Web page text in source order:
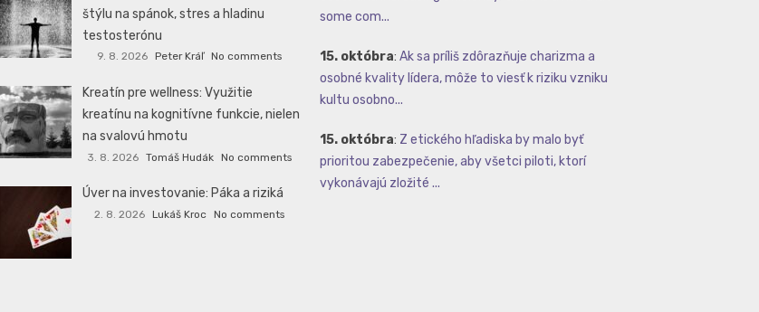
štýlu na spánok, stres a hladinu
testosterónu
9. 8. 2026 Peter Kráľ No comments
Kreatín pre wellness: Využitie
kreatínu na kognitívne funkcie, nielen
na svalovú hmotu
3. 8. 2026 Tomáš Hudák No comments
Úver na investovanie: Páka a riziká
2. 8. 2026 Lukáš Kroc No comments
some com...
15. októbra: Ak sa príliš zdôrazňuje charizma a
osobné kvality lídera, môže to viesť k riziku vzniku
kultu osobno...
15. októbra: Z etického hľadiska by malo byť
prioritou zabezpečenie, aby všetci piloti, ktorí
vykonávajú zložité ...